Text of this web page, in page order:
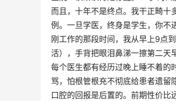
而且，十年不是终点。我干正畸
例。一旦学医，终身是学生，你不
刚工作的那段时间，我从早上9点
活），手背把眼泪鼻涕一擦第二天
每个医生都有经历过晚上睡不着
骂，怕根管根充不彻底给患者遗留
口腔的回报是后置的。前期性价